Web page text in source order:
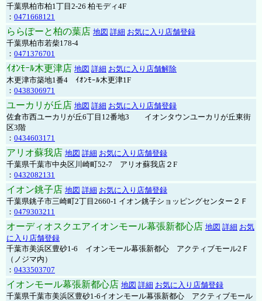
千葉県柏市柏1丁目2-26 柏モディ4F
： 0471668121
ららぽーと柏の葉店 地図 詳細 お気に入り店舗登録
千葉県柏市若柴178-4
： 0471376701
ｲｵﾝﾓｰﾙ木更津店 地図 詳細 お気に入り店舗解除
木更津市築地1番4 ｲｵﾝﾓｰﾙ木更津1F
： 0438306971
ユーカリが丘店 地図 詳細 お気に入り店舗登録
佐倉市西ユーカリが丘6丁目12番地3 イオンタウンユーカリが丘東街
区3階
： 0434603171
アリオ蘇我店 地図 詳細 お気に入り店舗登録
千葉県千葉市中央区川崎町52-7 アリオ蘇我店２F
： 0432082131
イオン銚子店 地図 詳細 お気に入り店舗登録
千葉県銚子市三崎町2丁目2660-1 イオン銚子ショッピングセンター２Ｆ
： 0479303211
オーディオスクエアイオンモール幕張新都心店 地図 詳細 お気
に入り店舗登録
千葉市美浜区豊砂1-6 イオンモール幕張新都心 アクティブモール2Ｆ
（ノジマ内）
： 0433503707
イオンモール幕張新都心店 地図 詳細 お気に入り店舗登録
千葉県千葉市美浜区豊砂1-6イオンモール幕張新都心 アクティブモール